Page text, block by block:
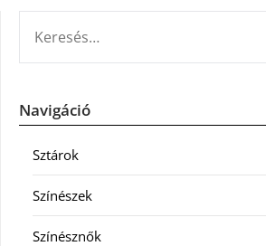
Navigáció
Sztárok
Színészek
Színésznők